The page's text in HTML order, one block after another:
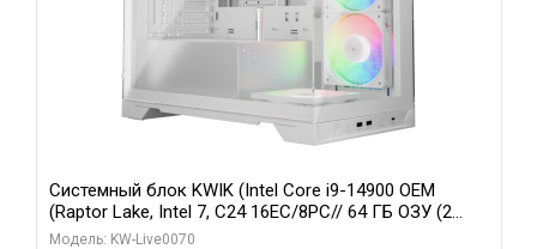
Системный блок KWIK (Intel Core i9-14900 OEM
(Raptor Lake, Intel 7, C24 16EC/8PC// 64 ГБ ОЗУ (2
модуля)/ Gigabyte RTX5080 XTREME WATERFORCE
Модель: KW-Live0070